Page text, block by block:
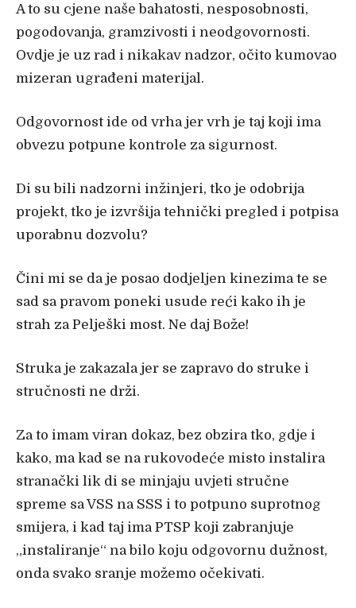
A to su cjene naše bahatosti, nesposobnosti,
pogodovanja, gramzivosti i neodgovornosti.
Ovdje je uz rad i nikakav nadzor, očito kumovao
mizeran ugrađeni materijal.
Odgovornost ide od vrha jer vrh je taj koji ima
obvezu potpune kontrole za sigurnost.
Di su bili nadzorni inžinjeri, tko je odobrija
projekt, tko je izvršija tehnički pregled i potpisa
uporabnu dozvolu?
Čini mi se da je posao dodjeljen kinezima te se
sad sa pravom poneki usude reći kako ih je
strah za Pelješki most. Ne daj Bože!
Struka je zakazala jer se zapravo do struke i
stručnosti ne drži.
Za to imam viran dokaz, bez obzira tko, gdje i
kako, ma kad se na rukovodeće misto instalira
stranački lik di se minjaju uvjeti stručne
spreme sa VSS na SSS i to potpuno suprotnog
smijera, i kad taj ima PTSP koji zabranjuje
„instaliranje“ na bilo koju odgovornu dužnost,
onda svako sranje možemo očekivati.